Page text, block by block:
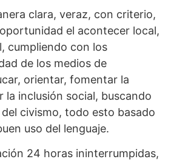
clara, veraz, con criterio,
el acontecer local,
cumpliendo con los
de los medios de
orientar, fomentar la
inclusión social, buscando
civismo, todo esto basado
uso del lenguaje.
24 horas ininterrumpidas,